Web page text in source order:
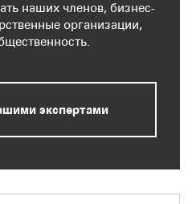
наших членов, бизнес-
организации,
экспертами